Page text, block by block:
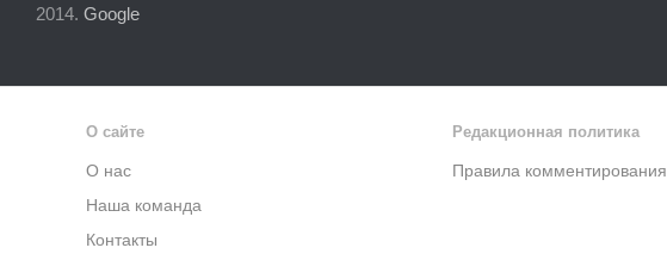
2014. Google
О сайте
О нас
Наша команда
Контакты
Редакционная политика
Правила комментирования